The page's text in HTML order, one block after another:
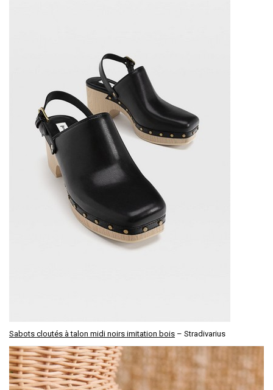
Sabots cloutés à talon midi noirs imitation bois – Stradivarius